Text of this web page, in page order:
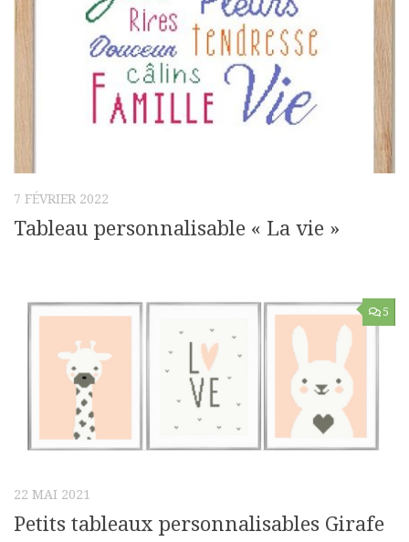
7 FÉVRIER 2022
Tableau personnalisable « La vie »
5
22 MAI 2021
Petits tableaux personnalisables Girafe